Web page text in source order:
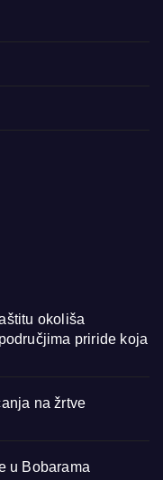
okoliša
priride koja
na žrtve
u Bobarama